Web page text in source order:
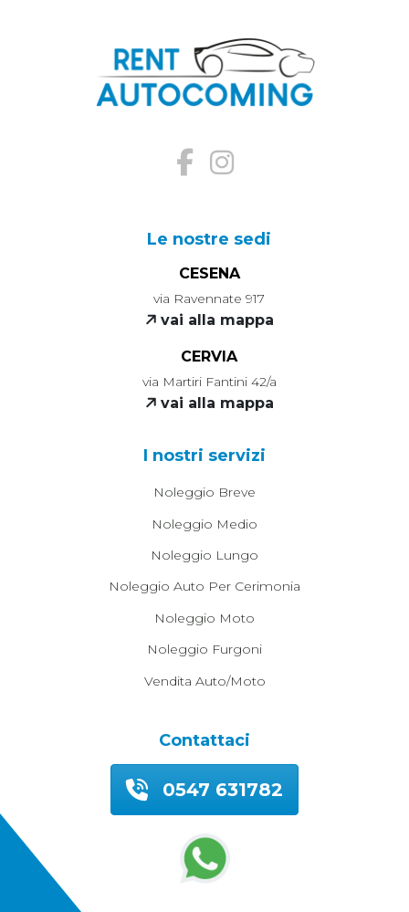
Le nostre sedi
CESENA
via Ravennate 917
vai alla mappa
CERVIA
via Martiri Fantini 42/a
vai alla mappa
I nostri servizi
Noleggio Breve
Noleggio Medio
Noleggio Lungo
Noleggio Auto Per Cerimonia
Noleggio Moto
Noleggio Furgoni
Vendita Auto/moto
Contattaci
0547 631782